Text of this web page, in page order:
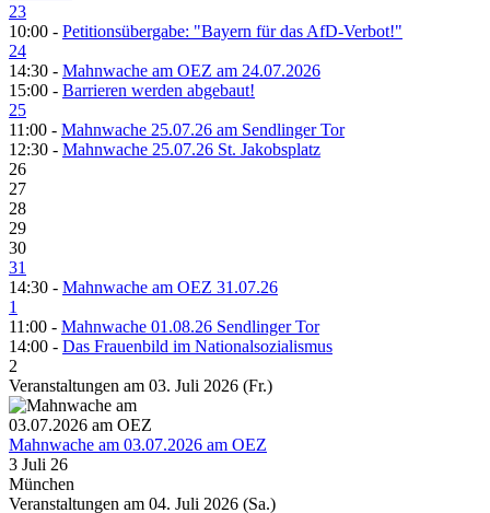
23
10:00 - Petitionsübergabe: "Bayern für das AfD-Verbot!"
24
14:30 - Mahnwache am OEZ am 24.07.2026
15:00 - Barrieren werden abgebaut!
25
11:00 - Mahnwache 25.07.26 am Sendlinger Tor
12:30 - Mahnwache 25.07.26 St. Jakobsplatz
26
27
28
29
30
31
14:30 - Mahnwache am OEZ 31.07.26
1
11:00 - Mahnwache 01.08.26 Sendlinger Tor
14:00 - Das Frauenbild im Nationalsozialismus
2
Veranstaltungen am 03. Juli 2026 (Fr.)
Mahnwache am 03.07.2026 am OEZ
3 Juli 26
München
Veranstaltungen am 04. Juli 2026 (Sa.)